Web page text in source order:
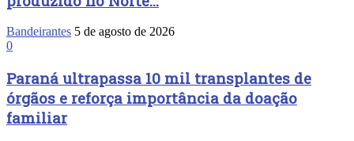
Bandeirantes 5 de agosto de 2026
0
Paraná ultrapassa 10 mil transplantes de
órgãos e reforça importância da doação
familiar